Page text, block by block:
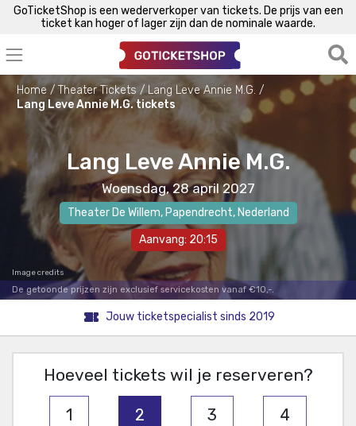
GoTicketShop is een wederverkoper van tickets. De prijs van een
ticket kan hoger of lager zijn dan de nominale waarde.
Home Theater Tickets
Lang Leve Annie M.G.
Lang Leve Annie M.G. tickets
Lang Leve Annie M.G.
Woensdag, 28 april 2027
Theater De Willem, Papendrecht, Nederland
Aanvang: 20:15
Image credits
De getoonde prijzen zijn exclusief servicekosten vanaf €10,-.
Jouw ticketspecialist sinds 2019
Hoeveel tickets wil je reserveren?
1 2 3 4